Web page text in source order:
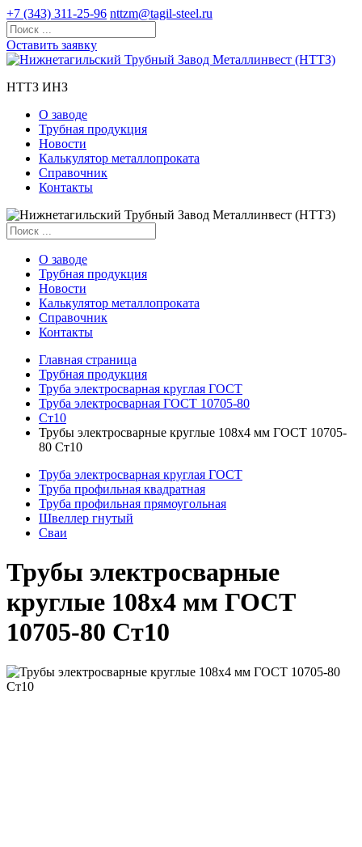
+7 (343) 311-25-96 nttzm@tagil-steel.ru
Оставить заявку
НТТЗ ИНЗ
О заводе
Трубная продукция
Новости
Калькулятор металлопроката
Справочник
Контакты
О заводе
Трубная продукция
Новости
Калькулятор металлопроката
Справочник
Контакты
Главная страница
Трубная продукция
Труба электросварная круглая ГОСТ
Труба электросварная ГОСТ 10705-80
Ст10
Трубы электросварные круглые 108x4 мм ГОСТ 10705-
80 Ст10
Труба электросварная круглая ГОСТ
Труба профильная квадратная
Труба профильная прямоугольная
Швеллер гнутый
Сваи
Трубы электросварные
круглые 108x4 мм ГОСТ
10705-80 Ст10